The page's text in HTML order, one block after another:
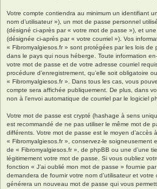
Votre compte contiendra au minimum un identifiant
nom d’utilisateur »), un mot de passe personnel
(désigné ci-après par « votre mot de passe »), et
(désignée ci-après par « votre courriel »). Vos
« Fibromyalgiesos.fr » sont protégées par les lois
dans le pays qui nous héberge. Toute information
votre mot de passe et de votre adresse courriel
procédure d’enregistrement, qu’elle soit obligatoire
« Fibromyalgiesos.fr ». Dans tous les cas, vous
compte sera affichée publiquement. De plus, dans
non à l’envoi automatique de courriel par le logiciel
Votre mot de passe est crypté (hashage à sens
est recommandé de ne pas utiliser le même mot de
différents. Votre mot de passe est le moyen d’accès
« Fibromyalgiesos.fr », conservez-le soigneusement
de « Fibromyalgiesos.fr », de phpBB ou une d’une
légitimement votre mot de passe. Si vous oubliez
fonction « J’ai oublié mon mot de passe » fournie
demandera de fournir votre nom d’utilisateur et votre
générera un nouveau mot de passe qui vous